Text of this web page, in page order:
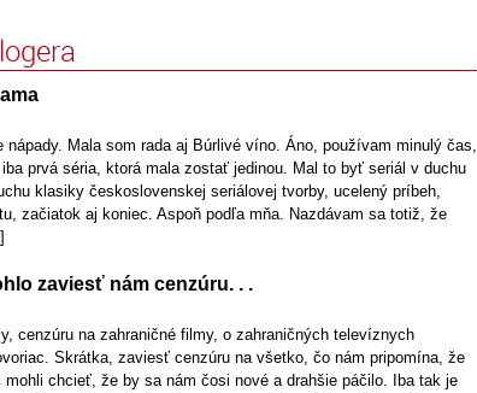
nápady. Mala som rada aj Búrlivé víno. Áno, používam minulý čas,
prvá séria, ktorá mala zostať jedinou. Mal to byť seriál v duchu
klasiky československej seriálovej tvorby, ucelený príbeh,
začiatok aj koniec. Aspoň podľa mňa. Nazdávam sa totiž, že
zaviesť nám cenzúru. . .
cenzúru na zahraničné filmy, o zahraničných televíznych
Skrátka, zaviesť cenzúru na všetko, čo nám pripomína, že
mohli chcieť, že by sa nám čosi nové a drahšie páčilo. Iba tak je